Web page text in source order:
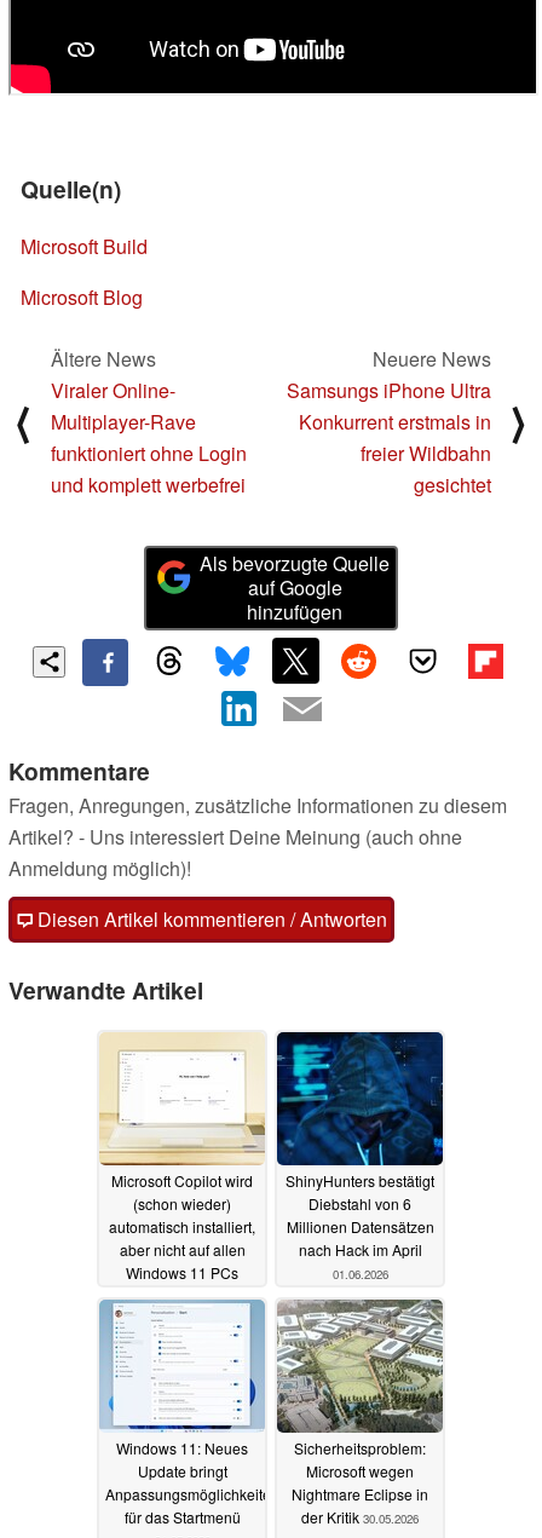
Quelle(n)
Microsoft Build
Microsoft Blog
⟨
Ältere News
Viraler Online-
Multiplayer-Rave
funktioniert ohne Login
und komplett werbefrei
Neuere News
Samsungs iPhone Ultra
Konkurrent erstmals in
freier Wildbahn
gesichtet
⟩
Als bevorzugte Quelle
auf Google
hinzufügen
Kommentare
Fragen, Anregungen, zusätzliche Informationen zu diesem
Artikel? - Uns interessiert Deine Meinung (auch ohne
Anmeldung möglich)!
Diesen Artikel kommentieren / Antworten
Verwandte Artikel
Microsoft Copilot wird
(schon wieder)
automatisch installiert,
aber nicht auf allen
Windows 11 PCs
22.06.2026
ShinyHunters bestätigt
Diebstahl von 6
Millionen Datensätzen
nach Hack im April
01.06.2026
Windows 11: Neues
Update bringt
Anpassungsmöglichkeiten
für das Startmenü
Sicherheitsproblem:
Microsoft wegen
Nightmare Eclipse in
der Kritik 30.05.2026